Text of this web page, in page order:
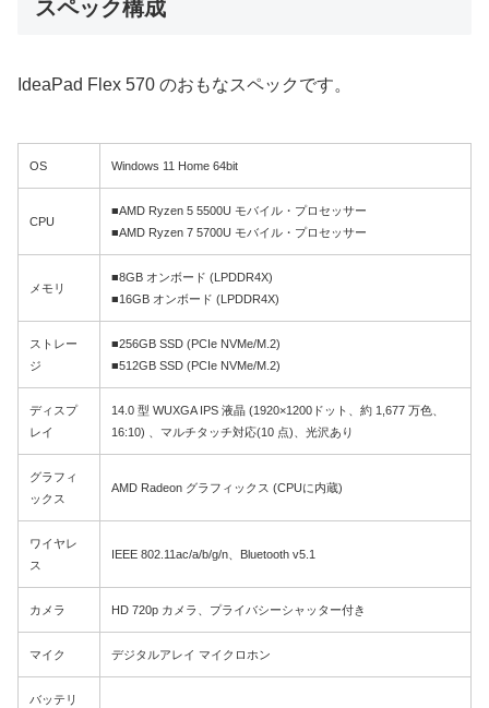
スペック構成
IdeaPad Flex 570 のおもなスペックです。
OS Windows 11 Home 64bit
CPU
■AMD Ryzen 5 5500U モバイル・プロセッサー
■AMD Ryzen 7 5700U モバイル・プロセッサー
メモリ
■8GB オンボード (LPDDR4X)
■16GB オンボード (LPDDR4X)
ストレー
ジ
■256GB SSD (PCIe NVMe/M.2)
■512GB SSD (PCIe NVMe/M.2)
ディスプ
レイ
14.0 型 WUXGA IPS 液晶 (1920×1200ドット、約 1,677 万色、
16:10) 、マルチタッチ対応(10 点)、光沢あり
グラフィ
ックス
AMD Radeon グラフィックス (CPUに内蔵)
ワイヤレ
ス
IEEE 802.11ac/a/b/g/n、Bluetooth v5.1
カメラ HD 720p カメラ、プライバシーシャッター付き
マイク デジタルアレイ マイクロホン
バッテリ